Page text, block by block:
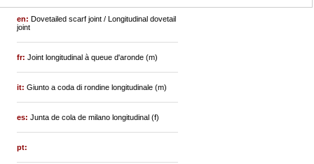
en:Dovetailed scarf joint / Longitudinal dovetail
joint
fr:Joint longitudinal à queue d'aronde (m)
it:Giunto a coda di rondine longitudinale (m)
es:Junta de cola de milano longitudinal (f)
pt: